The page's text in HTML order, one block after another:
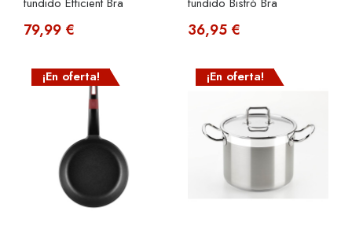
79,99 € 36,95 €
¡En oferta! ¡En oferta!